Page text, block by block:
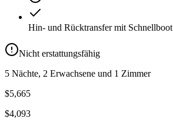
Hin- und Rücktransfer mit Schnellboot
Nicht erstattungsfähig
5 Nächte, 2 Erwachsene und 1 Zimmer
$5,665
$4,093